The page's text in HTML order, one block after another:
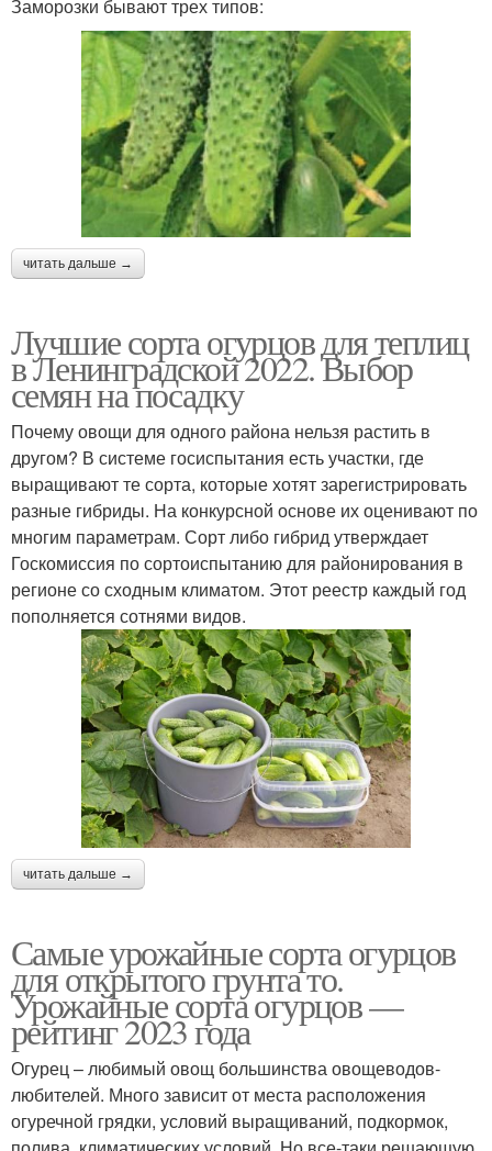
Заморозки бывают трех типов:
читать дальше →
Лучшие сорта огурцов для теплиц
в Ленинградской 2022. Выбор
семян на посадку
Почему овощи для одного района нельзя растить в
другом? В системе госиспытания есть участки, где
выращивают те сорта, которые хотят зарегистрировать
разные гибриды. На конкурсной основе их оценивают по
многим параметрам. Сорт либо гибрид утверждает
Госкомиссия по сортоиспытанию для районирования в
регионе со сходным климатом. Этот реестр каждый год
пополняется сотнями видов.
читать дальше →
Самые урожайные сорта огурцов
для открытого грунта то.
Урожайные сорта огурцов —
рейтинг 2023 года
Огурец – любимый овощ большинства овощеводов-
любителей. Много зависит от места расположения
огуречной грядки, условий выращиваний, подкормок,